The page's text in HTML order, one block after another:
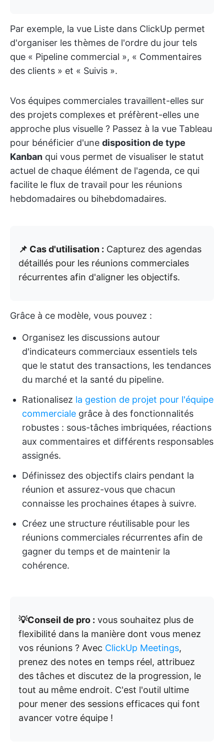
Par exemple, la vue Liste dans ClickUp permet
d'organiser les thèmes de l'ordre du jour tels
que « Pipeline commercial », « Commentaires
des clients » et « Suivis ».
Vos équipes commerciales travaillent-elles sur
des projets complexes et préfèrent-elles une
approche plus visuelle ? Passez à la vue Tableau
pour bénéficier d'une disposition de type
Kanban qui vous permet de visualiser le statut
actuel de chaque élément de l'agenda, ce qui
facilite le flux de travail pour les réunions
hebdomadaires ou bihebdomadaires.
📌 Cas d'utilisation : Capturez des agendas
détaillés pour les réunions commerciales
récurrentes afin d'aligner les objectifs.
Grâce à ce modèle, vous pouvez :
Organisez les discussions autour
d'indicateurs commerciaux essentiels tels
que le statut des transactions, les tendances
du marché et la santé du pipeline.
Rationalisez la gestion de projet pour l'équipe
commerciale grâce à des fonctionnalités
robustes : sous-tâches imbriquées, réactions
aux commentaires et différents responsables
assignés.
Définissez des objectifs clairs pendant la
réunion et assurez-vous que chacun
connaisse les prochaines étapes à suivre.
Créez une structure réutilisable pour les
réunions commerciales récurrentes afin de
gagner du temps et de maintenir la
cohérence.
💡Conseil de pro : vous souhaitez plus de
flexibilité dans la manière dont vous menez
vos réunions ? Avec ClickUp Meetings,
prenez des notes en temps réel, attribuez
des tâches et discutez de la progression, le
tout au même endroit. C'est l'outil ultime
pour mener des sessions efficaces qui font
avancer votre équipe !